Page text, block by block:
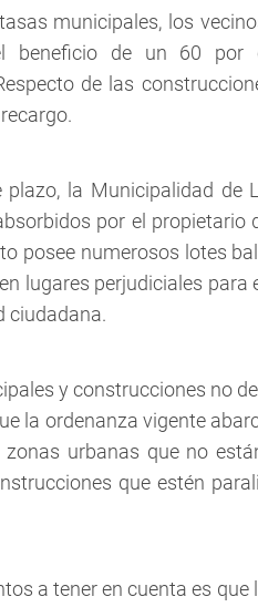
municipales, los
beneficio de un 60 por
de las
plazo, la Municipalidad de
por el propietario
posee numerosos lotes
lugares perjudiciales
ciudadana.
la ordenanza vigente
zonas urbanas que no
que estén
a tener en cuenta es